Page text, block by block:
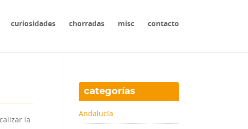
curiosidades chorradas misc contacto
la
categorías
Andalucía